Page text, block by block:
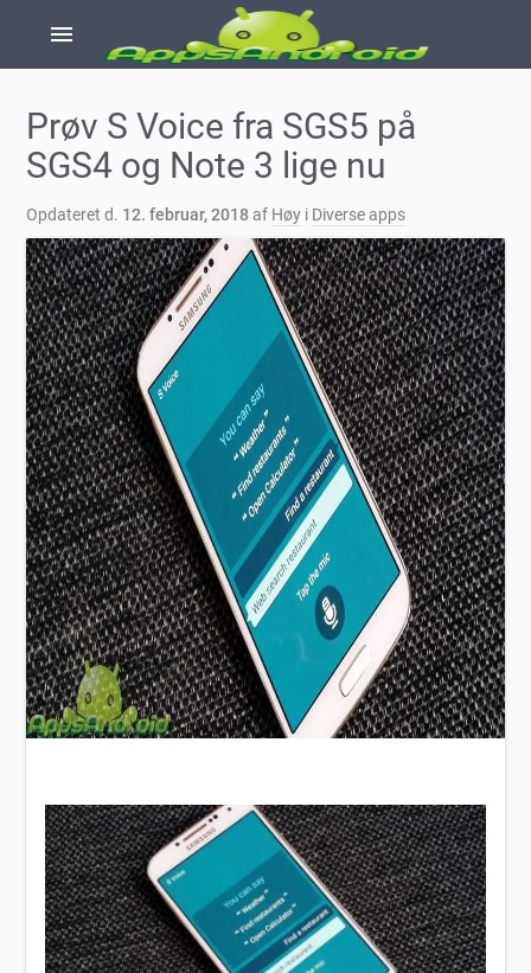
menu
Prøv S Voice fra SGS5 på
SGS4 og Note 3 lige nu
Opdateret d. 12. februar, 2018 af Høy i Diverse apps